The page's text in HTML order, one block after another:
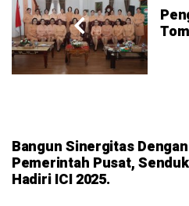
Bangun Sinergitas Dengan
Pemerintah Pusat, Senduk
Hadiri ICI 2025.